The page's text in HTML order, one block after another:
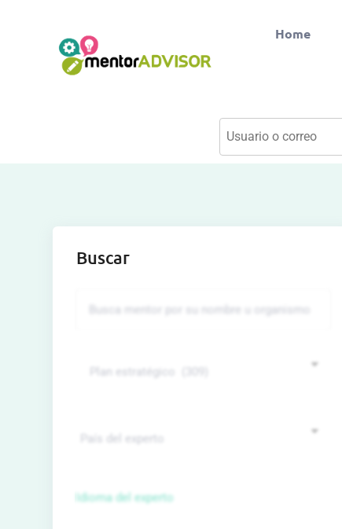
Home
Buscar
Idioma del experto